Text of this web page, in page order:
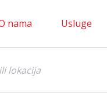
nama Usluge